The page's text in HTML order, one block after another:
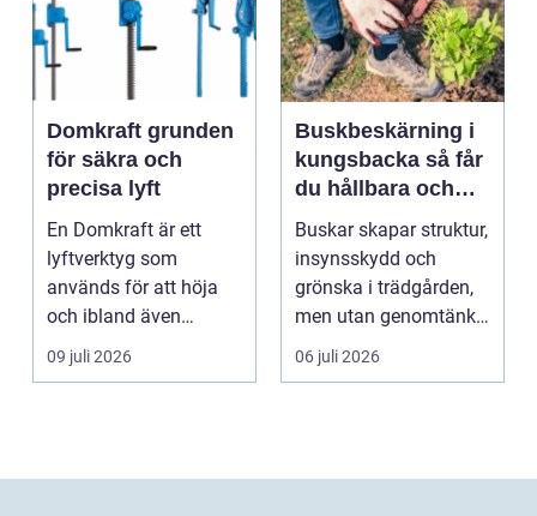
Domkraft grunden
för säkra och
precisa lyft
En Domkraft är ett
lyftverktyg som
används för att höja
och ibland även
positionera tunga
objekt, so...
09 juli 2026
Buskbeskärning i
kungsbacka så får
du hållbara och
vackra buskar året
runt
Buskar skapar struktur,
insynsskydd och
grönska i trädgården,
men utan genomtänkt
beskärning blir de...
06 juli 2026